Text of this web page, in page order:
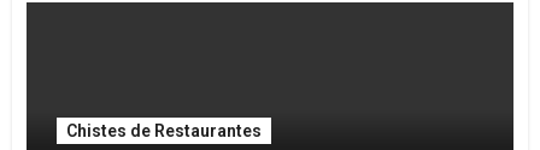
Chistes de Restaurantes